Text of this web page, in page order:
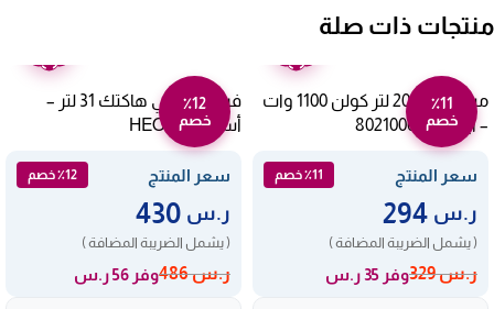
منتجات ذات صلة
٪11
خصم
ميكروويف 20 لتر كولن 1100 وات
– أبيض 802100002
سعر المنتج ٪11 خصم
ر.س
( يشمل الضريبة المضافة )
ر.س329 وفر 35 ر.س
٪12
خصم
فرن كهربائي هاكتك 31 لتر –
أسود HEO2651
سعر المنتج ٪12 خصم
ر.س
( يشمل الضريبة المضافة )
ر.س486 وفر 56 ر.س